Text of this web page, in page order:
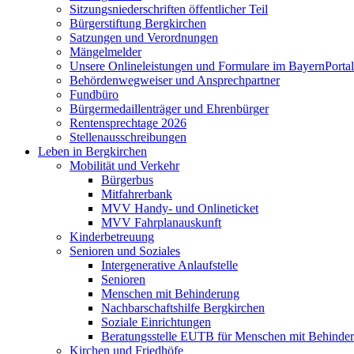
Sitzungsniederschriften öffentlicher Teil
Bürgerstiftung Bergkirchen
Satzungen und Verordnungen
Mängelmelder
Unsere Onlineleistungen und Formulare im BayernPortal
Behördenwegweiser und Ansprechpartner
Fundbüro
Bürgermedaillenträger und Ehrenbürger
Rentensprechtage 2026
Stellenausschreibungen
Leben in Bergkirchen
Mobilität und Verkehr
Bürgerbus
Mitfahrerbank
MVV Handy- und Onlineticket
MVV Fahrplanauskunft
Kinderbetreuung
Senioren und Soziales
Intergenerative Anlaufstelle
Senioren
Menschen mit Behinderung
Nachbarschaftshilfe Bergkirchen
Soziale Einrichtungen
Beratungsstelle EUTB für Menschen mit
Kirchen und Friedhöfe